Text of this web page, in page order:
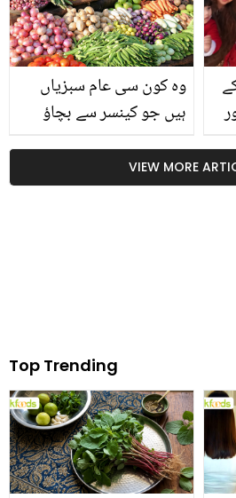
طریقے آزمائیں
وہ کون سی عام سبزیاں
ہیں جو کینسر سے بچاؤ
ہیں؟ جانیں
VIEW MORE
Top Trending